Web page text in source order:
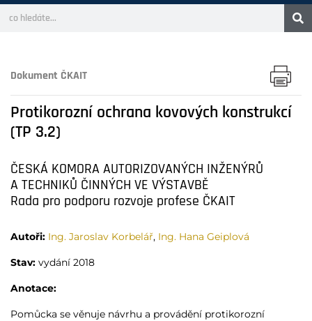
Dokument ČKAIT
Protikorozní ochrana kovových konstrukcí
(TP 3.2)
ČESKÁ KOMORA AUTORIZOVANÝCH INŽENÝRŮ
A TECHNIKŮ ČINNÝCH VE VÝSTAVBĚ
Rada pro podporu rozvoje profese ČKAIT
Autoři: Ing. Jaroslav Korbelář, Ing. Hana Geiplová
Stav: vydání 2018
Anotace:
Pomůcka se věnuje návrhu a provádění protikorozní